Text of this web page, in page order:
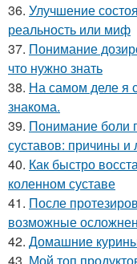
36. Улучшение
реальность или миф
37. Понимание
что нужно знать
38. На самом деле я
знакома.
39. Понимание боли
суставов: причины и
40. Как быстро
коленном суставе
41. После
возможные
42. Домашние